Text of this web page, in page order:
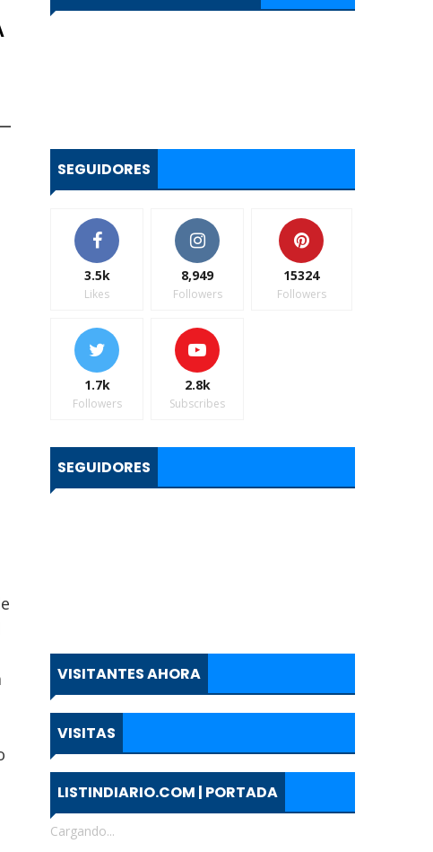
SEGUIDORES
3.5k
Likes
8,949
Followers
15324
Followers
1.7k
Followers
2.8k
Subscribes
SEGUIDORES
VISITANTES AHORA
VISITAS
LISTINDIARIO.COM | PORTADA
Cargando...